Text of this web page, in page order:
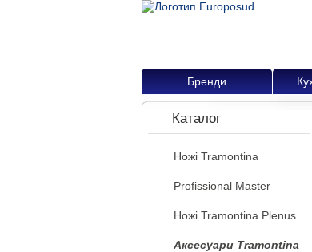
Бренди
Каталог
Ножі Tramontina
Profissional Master
Ножі Tramontina Plenus
Аксесуари Tramontina